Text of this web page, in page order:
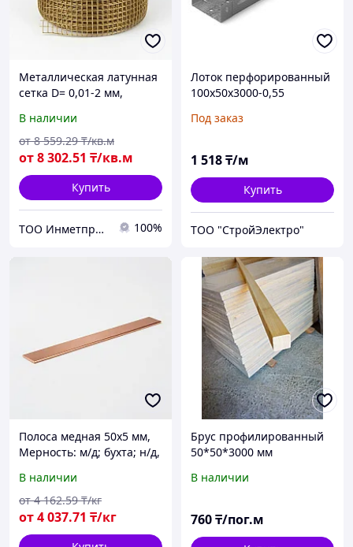
Металлическая латунная
сетка D= 0,01-2 мм,
Раскрой: 10х2; 0.1хL...,
Тип: тканая...
В наличии
от8 302.51 ₸/кв.м
от 8 559.29 ₸/кв.м
Купить
ТОО Инметпром 100%
Лоток перфорированный
100х50х3000-0,55
Под заказ
1 518₸/м
Купить
ТОО "СтройЭлектро"
Полоса медная 50х5 мм,
Мерность: м/д; бухта; н/д,
В наличии
от4 037.71 ₸/кг
от 4 162.59 ₸/кг
Брус профилированный
50*50*3000 мм
В наличии
760₸/пог.м